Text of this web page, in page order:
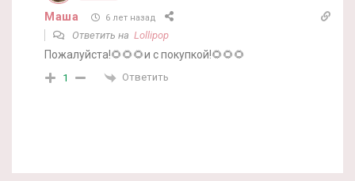
Маша 6 лет назад
Ответить на Lollipop
Пожалуйста!🌻🌻🌻и с покупкой!🌻🌻🌻
1 Ответить